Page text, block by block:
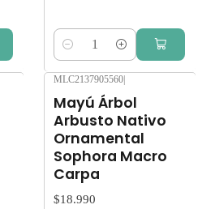
Cantidad
MLC2137905560|
Mayú Árbol
Arbusto Nativo
Ornamental
Sophora Macro
Carpa
$18.990